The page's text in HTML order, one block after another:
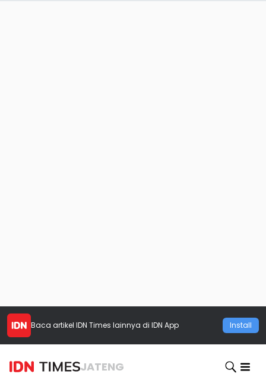
Baca artikel IDN Times lainnya di IDN App Install
JATENG